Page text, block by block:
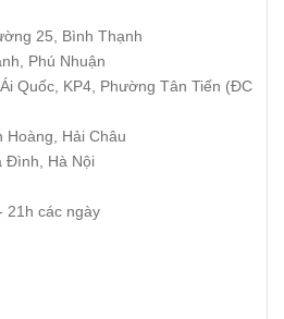
25, Bình Thạnh
Phú Nhuận
Quốc, KP4, Phường Tân Tiến (ĐC
Hoàng, Hải Châu
Đình, Hà Nội
21h các ngày